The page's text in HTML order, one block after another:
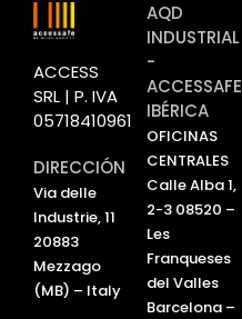
ACCESS
SRL | P. IVA
05718410961
DIRECCIÓN
Via delle
Industrie, 11
20883
Mezzago
(MB) – Italy
AQD
INDUSTRIAL
-
ACCESSAFE
IBÉRICA
OFICINAS
CENTRALES
Calle Alba 1,
2-3 08520 –
Les
Franqueses
del Valles
Barcelona –